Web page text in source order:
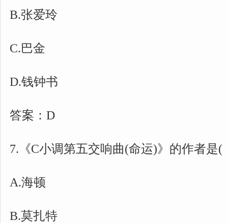
B.张爱玲
C.巴金
D.钱钟书
答案：D
7.《C小调第五交响曲(命运)》的作者
A.海顿
B.莫扎特